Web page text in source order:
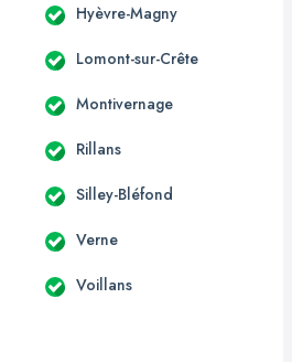
Hyèvre-Magny
Lomont-sur-Crête
Montivernage
Rillans
Silley-Bléfond
Verne
Voillans